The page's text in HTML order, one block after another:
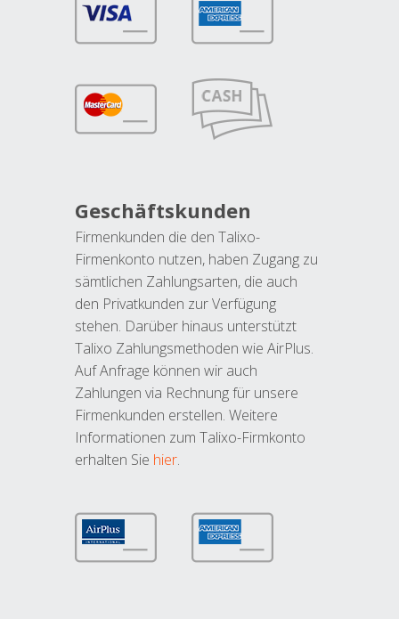
Geschäftskunden
Firmenkunden die den Talixo-
Firmenkonto nutzen, haben Zugang zu
sämtlichen Zahlungsarten, die auch
den Privatkunden zur Verfügung
stehen. Darüber hinaus unterstützt
Talixo Zahlungsmethoden wie AirPlus.
Auf Anfrage können wir auch
Zahlungen via Rechnung für unsere
Firmenkunden erstellen. Weitere
Informationen zum Talixo-Firmkonto
erhalten Sie hier.